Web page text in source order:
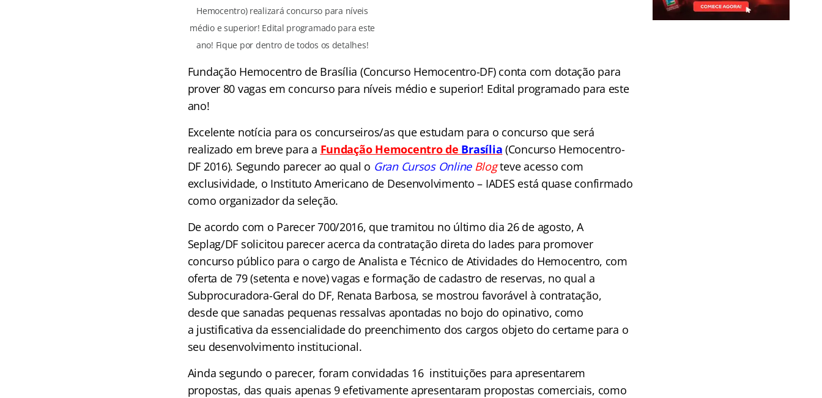
Hemocentro) realizará concurso para níveis
médio e superior! Edital programado para este
ano! Fique por dentro de todos os detalhes!
Fundação Hemocentro de Brasília (Concurso Hemocentro-DF) conta com dotação para
prover 80 vagas em concurso para níveis médio e superior! Edital programado para este
ano!
Excelente notícia para os concurseiros/as que estudam para o concurso que será
realizado em breve para a Fundação Hemocentro de Brasília (Concurso Hemocentro-
DF 2016). Segundo parecer ao qual o Gran Cursos Online Blogteve acesso com
exclusividade, o Instituto Americano de Desenvolvimento – IADES está quase confirmado
como organizador da seleção.
De acordo com o Parecer 700/2016, que tramitou no último dia 26 de agosto, A
Seplag/DF solicitou parecer acerca da contratação direta do Iades para promover
concurso público para o cargo de Analista e Técnico de Atividades do Hemocentro, com
oferta de 79 (setenta e nove) vagas e formação de cadastro de reservas, no qual a
Subprocuradora-Geral do DF, Renata Barbosa, se mostrou favorável à contratação,
desde que sanadas pequenas ressalvas apontadas no bojo do opinativo, como
a justificativa da essencialidade do preenchimento dos cargos objeto do certame para o
seu desenvolvimento institucional.
Ainda segundo o parecer, foram convidadas 16 instituições para apresentarem
propostas, das quais apenas 9 efetivamente apresentaram propostas comerciais, como